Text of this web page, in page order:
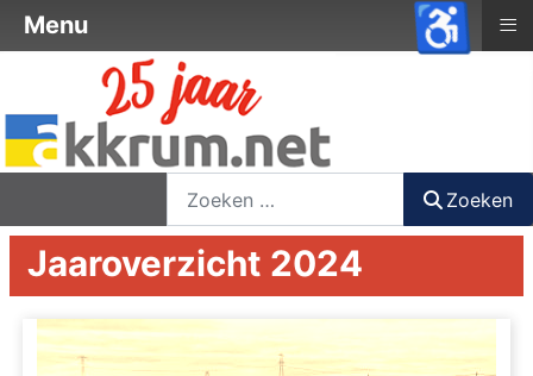
Zoeken
Jaaroverzicht 2024
Menu ≡
♿